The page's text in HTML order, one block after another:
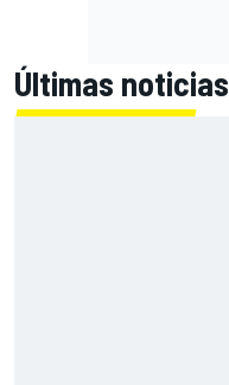
Últimas noticias